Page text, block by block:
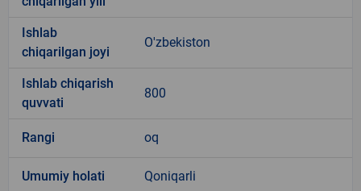
Ishlab
chiqarilgan joyi
O'zbekiston
Ishlab chiqarish
quvvati
800
Rangi oq
Umumiy holati Qoniqarli